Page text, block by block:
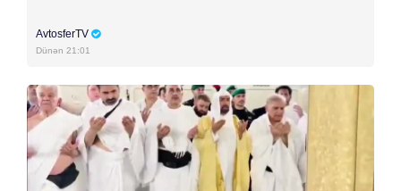
AvtosferTV
Dünən 21:01